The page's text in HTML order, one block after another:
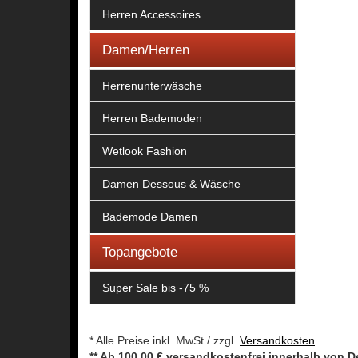
Herren Accessoires
Damen/Herren
Herrenunterwäsche
Herren Bademoden
Wetlook Fashion
Damen Dessous & Wäsche
Bademode Damen
Topangebote
Super Sale bis -75 %
* Alle Preise inkl. MwSt./ zzgl. Versandkosten